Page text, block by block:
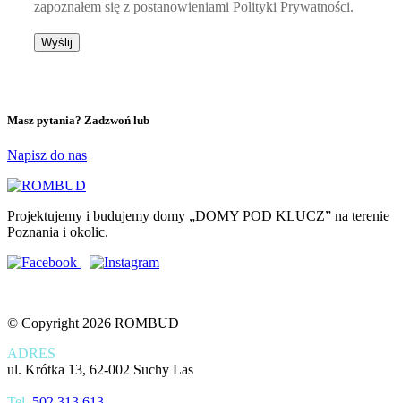
zapoznałem się z postanowieniami Polityki Prywatności.
Masz pytania? Zadzwoń lub
Napisz do nas
Projektujemy i budujemy domy „DOMY POD KLUCZ” na terenie
Poznania i okolic.
© Copyright 2026 ROMBUD
ADRES
ul. Krótka 13, 62-002 Suchy Las